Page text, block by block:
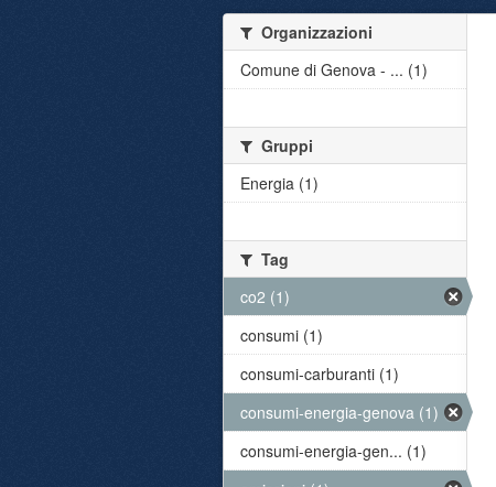
Organizzazioni
Comune di Genova - ... (1)
Gruppi
Energia (1)
Tag
co2 (1)
consumi (1)
consumi-carburanti (1)
consumi-energia-genova (1)
consumi-energia-gen... (1)